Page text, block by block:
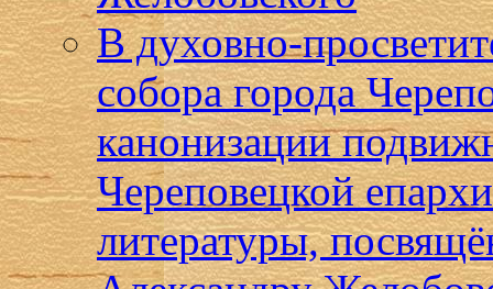
В духовно-
собора города
канонизации
Череповецкой
литературы,